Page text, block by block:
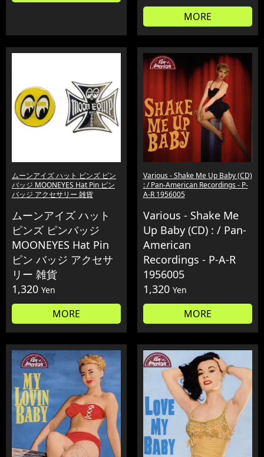
MORE
ムーンアイズ ハット ピンズ ピン
バッジ MOONEYES Hat Pin ピン
バッジ アクセサリー 雑貨
ムーンアイズ ハット
ピンズ ピンバッジ
MOONEYES Hat Pin
ピン バッジ アクセサ
リー 雑貨
1,320 Yen
MORE
Various - Shake Me Up Baby (CD)
: / Pan-American Recordings - P-
A-R 1956005
Various - Shake Me
Up Baby (CD) : / Pan-
American
Recordings - P-A-R
1956005
1,320 Yen
MORE